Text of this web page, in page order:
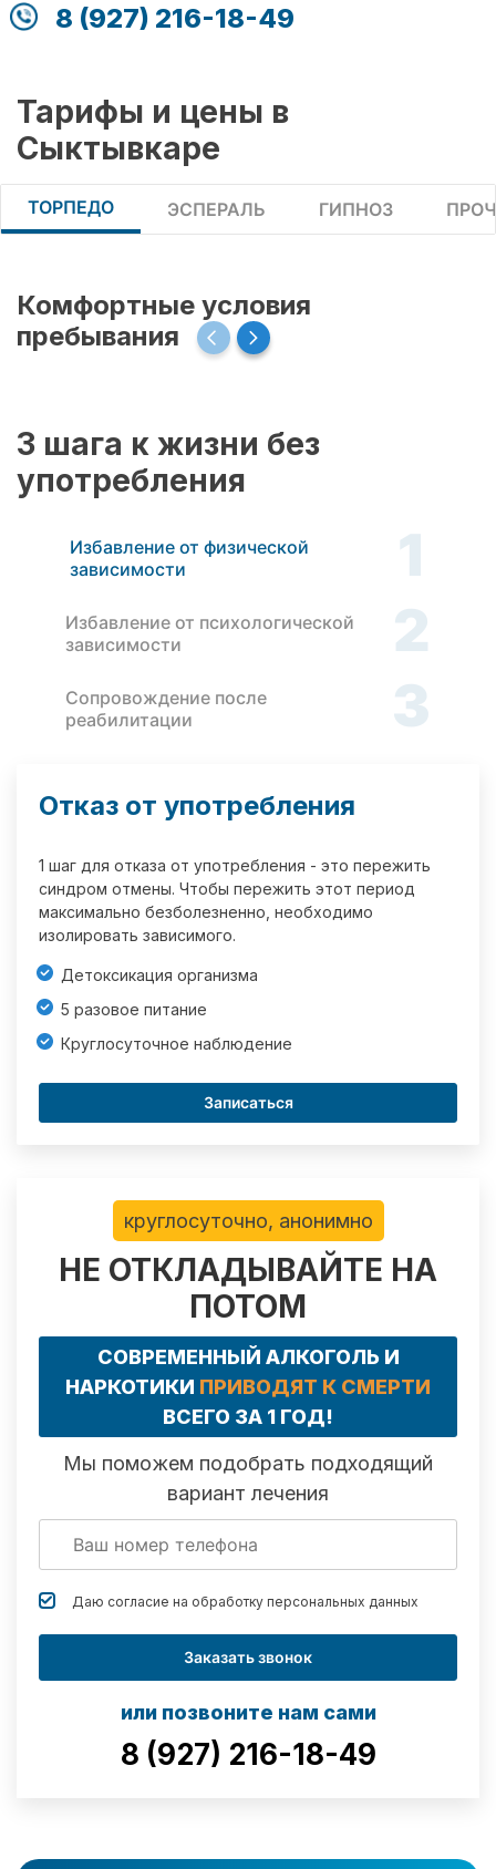
8 (927) 216-18-49
Тарифы и цены в
Сыктывкаре
ТОРПЕДО ЭСПЕРАЛЬ ГИПНОЗ
Комфортные условия
пребывания
3 шага к жизни без
употребления
Избавление от физической
зависимости
1
Избавление от психологической
зависимости
2
Сопровождение после
реабилитации
3
Отказ от употребления
1 шаг для отказа от употребления - это пережить
синдром отмены. Чтобы пережить этот период
максимально безболезненно, необходимо
изолировать зависимого.
Детоксикация организма
5 разовое питание
Круглосуточное наблюдение
Записаться
круглосуточно, анонимно
НЕ ОТКЛАДЫВАЙТЕ НА
ПОТОМ
СОВРЕМЕННЫЙ АЛКОГОЛЬ И
НАРКОТИКИ ПРИВОДЯТ К СМЕРТИ
ВСЕГО ЗА 1 ГОД!
Мы поможем подобрать подходящий
вариант лечения
Даю согласие на обработку персональных данных
Заказать звонок
или позвоните нам сами
8 (927) 216-18-49